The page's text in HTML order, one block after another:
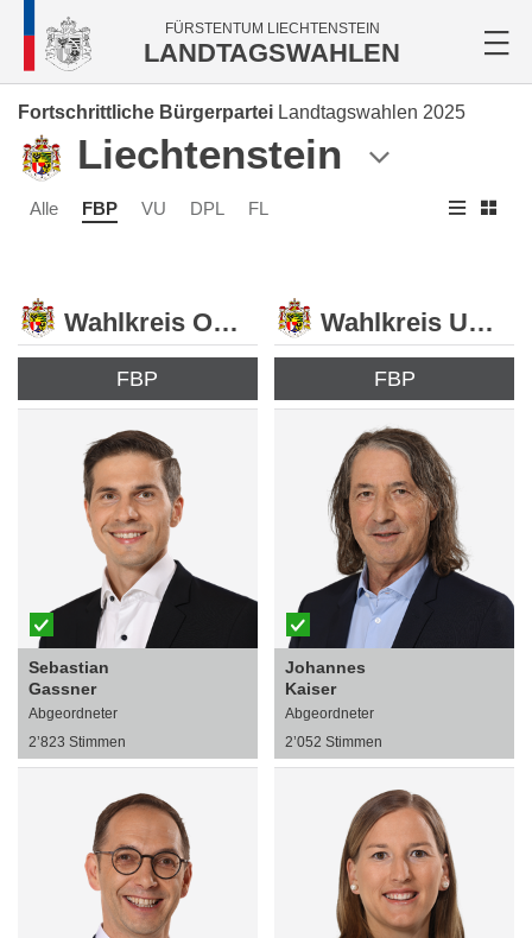
FÜRSTENTUM LIECHTENSTEIN
LANDTAGSWAHLEN
Fortschrittliche Bürgerpartei Landtagswahlen 2025
Liechtenstein
Alle FBP VU DPL FL
Wahlkreis Oberland
FBP
Sebastian
Gassner
Abgeordneter
2’823 Stimmen
Wahlkreis Unterland
FBP
Johannes
Kaiser
Abgeordneter
2’052 Stimmen